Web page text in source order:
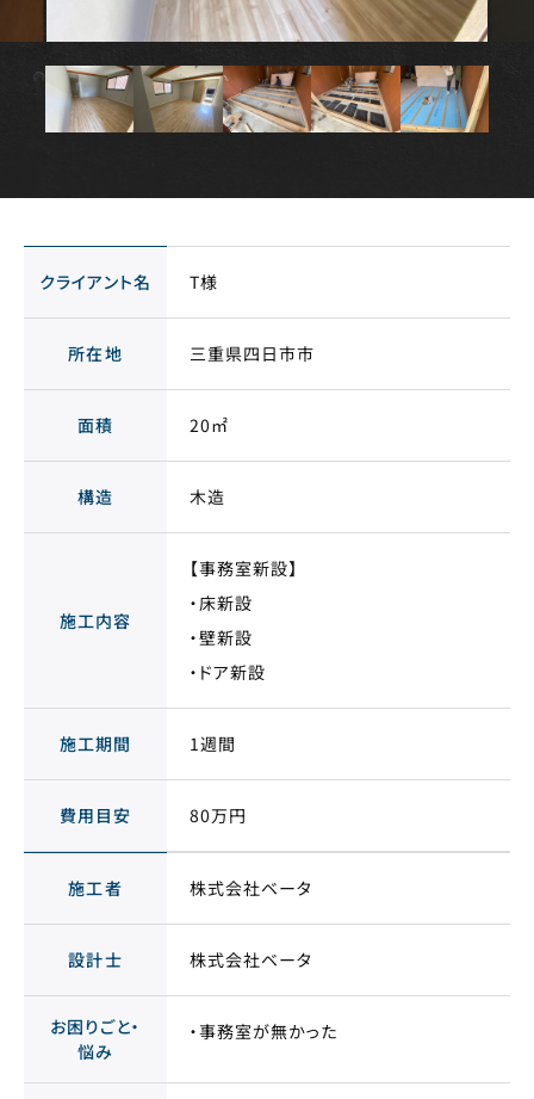
クライアント名 T様
所在地 三重県四日市市
面積 20㎡
構造 木造
施工内容
【事務室新設】
・床新設
・壁新設
・ドア新設
施工期間 1週間
費用目安 80万円
施工者 株式会社ベータ
設計士 株式会社ベータ
お困りごと・
悩み
・事務室が無かった